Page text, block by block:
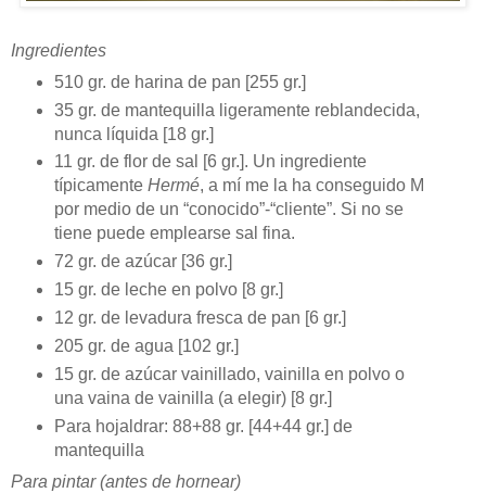
Ingredientes
510 gr. de harina de pan [255 gr.]
35 gr. de mantequilla ligeramente reblandecida,
nunca líquida [18 gr.]
11 gr. de flor de sal [6 gr.]. Un ingrediente
típicamente Hermé, a mí me la ha conseguido M
por medio de un “conocido”-“cliente”. Si no se
tiene puede emplearse sal fina.
72 gr. de azúcar [36 gr.]
15 gr. de leche en polvo [8 gr.]
12 gr. de levadura fresca de pan [6 gr.]
205 gr. de agua [102 gr.]
15 gr. de azúcar vainillado, vainilla en polvo o
una vaina de vainilla (a elegir) [8 gr.]
Para hojaldrar: 88+88 gr. [44+44 gr.] de
mantequilla
Para pintar (antes de hornear)